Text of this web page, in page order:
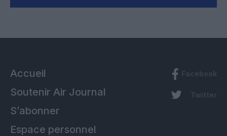
Accueil
Soutenir Air Journal
S’abonner
Espace personnel